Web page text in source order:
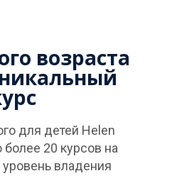
возраста
для детей Helen
более 20 курсов на
владения